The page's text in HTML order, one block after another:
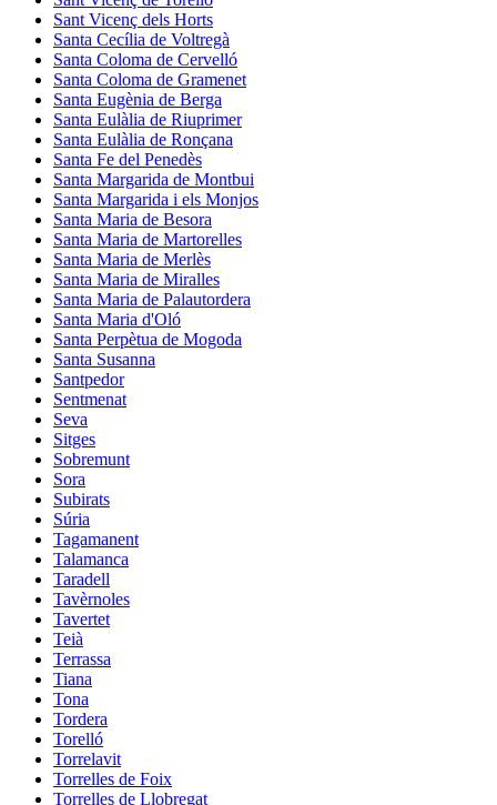
Sant Vicenç dels Horts
Santa Cecília de Voltregà
Santa Coloma de Cervelló
Santa Coloma de Gramenet
Santa Eugènia de Berga
Santa Eulàlia de Riuprimer
Santa Eulàlia de Ronçana
Santa Fe del Penedès
Santa Margarida de Montbui
Santa Margarida i els Monjos
Santa Maria de Besora
Santa Maria de Martorelles
Santa Maria de Merlès
Santa Maria de Miralles
Santa Maria de Palautordera
Santa Maria d'Oló
Santa Perpètua de Mogoda
Santa Susanna
Santpedor
Sentmenat
Seva
Sitges
Sobremunt
Sora
Subirats
Súria
Tagamanent
Talamanca
Taradell
Tavèrnoles
Tavertet
Teià
Terrassa
Tiana
Tona
Tordera
Torelló
Torrelavit
Torrelles de Foix
Torrelles de Llobregat